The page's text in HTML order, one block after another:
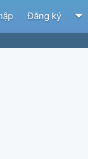
Đăng ký